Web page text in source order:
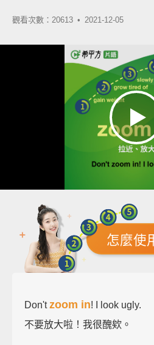
觀看次數：20613 • 2021-12-05
怎麼使
Don'tzoom in! I look ugly.
不要放大啦！我很醜欸。